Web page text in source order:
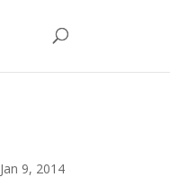
Jan 9, 2014